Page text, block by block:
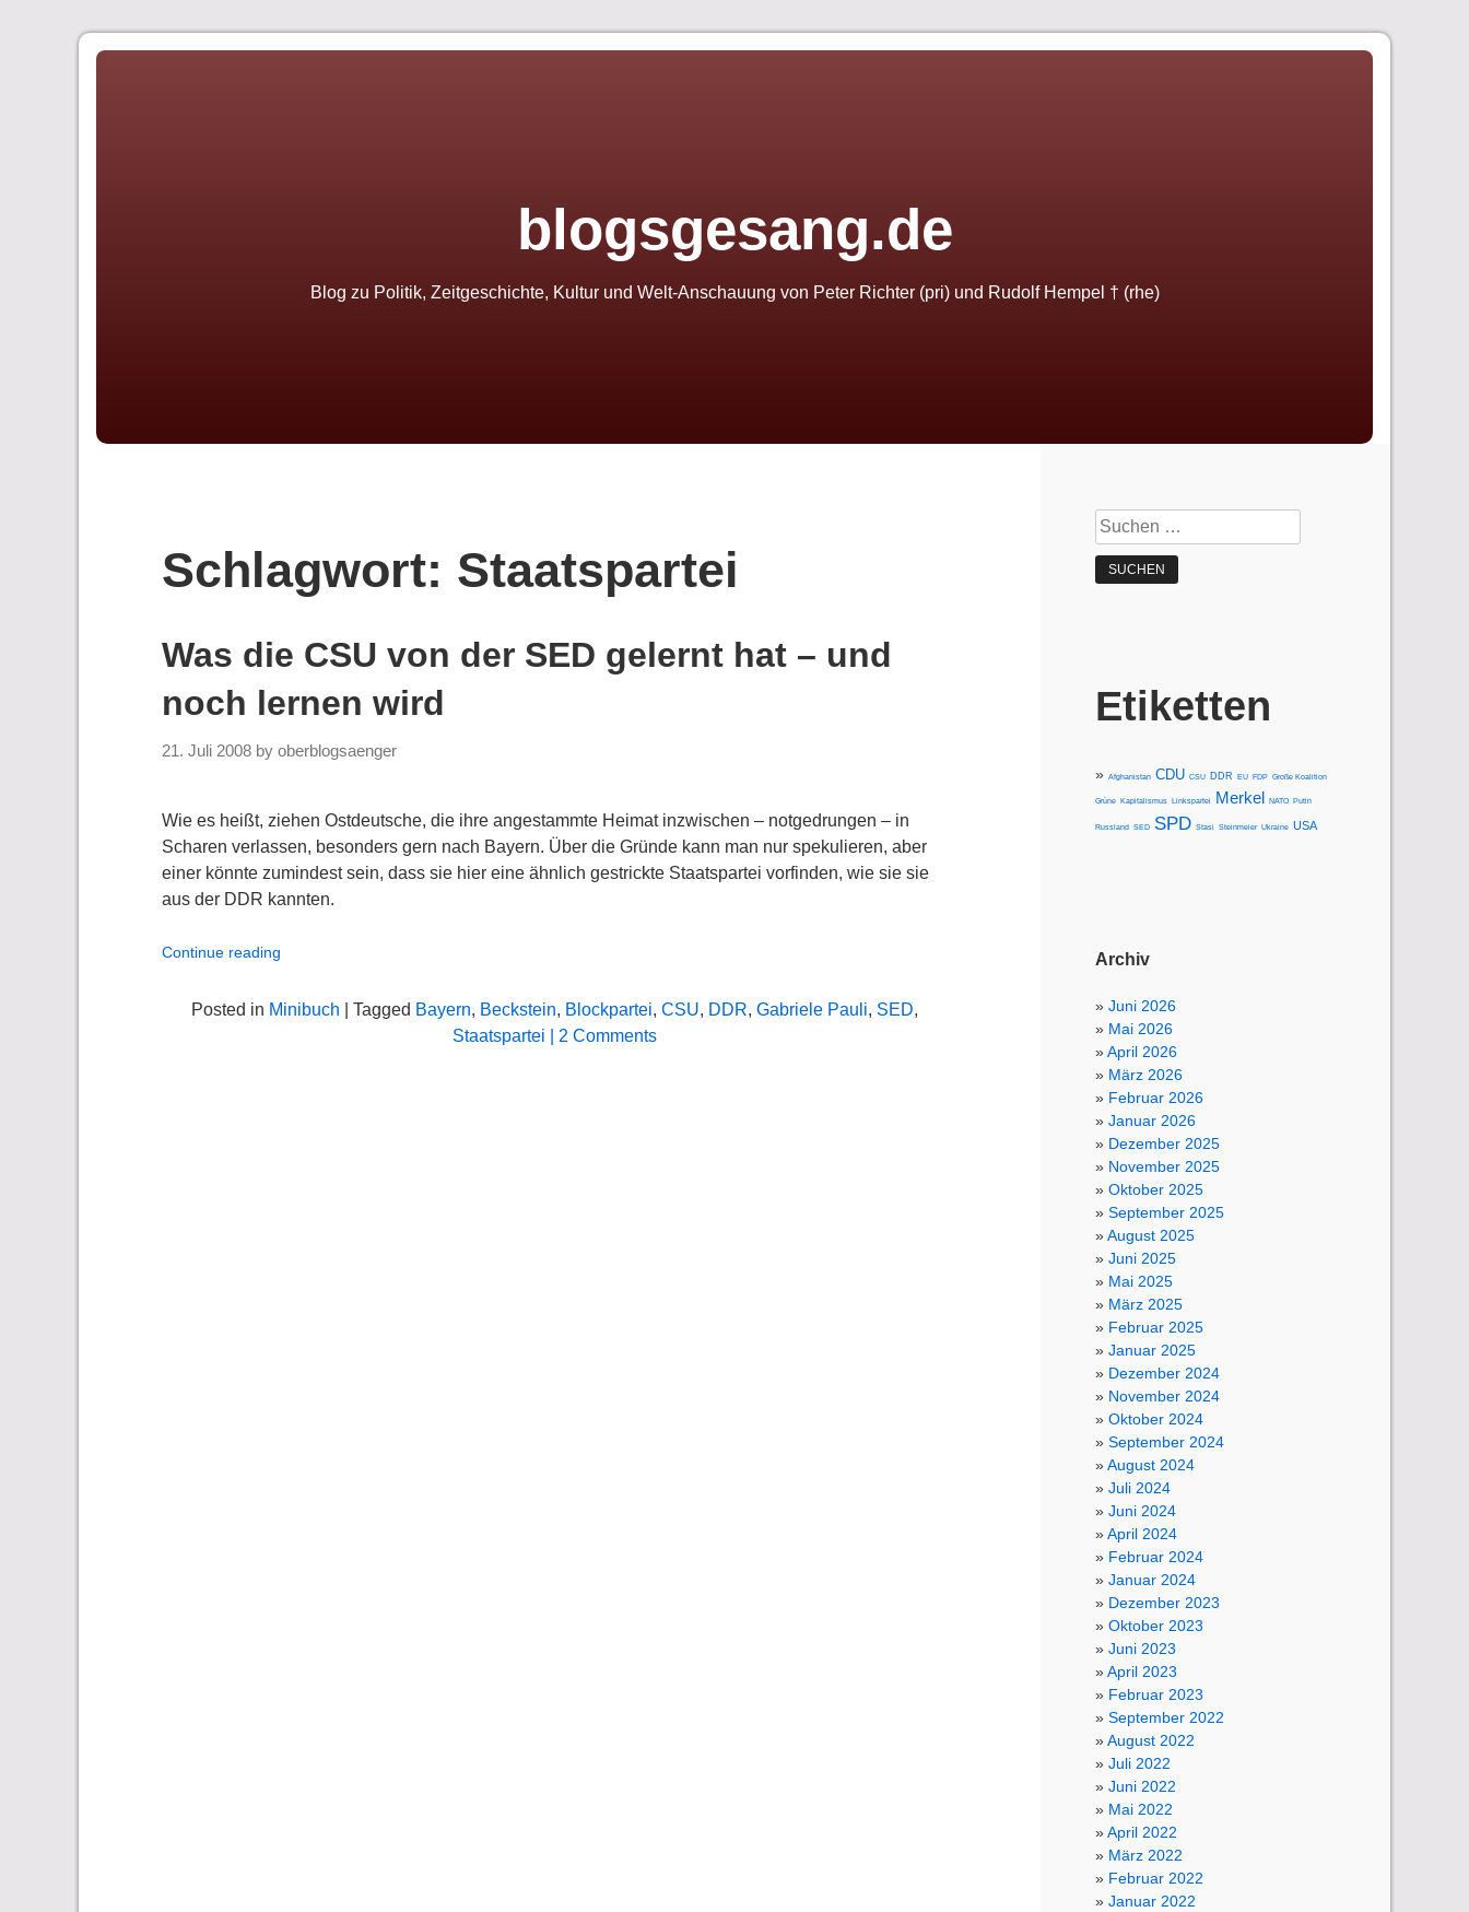
Skip
blogsgesang.de
Blog zu Politik, Zeitgeschichte, Kultur und Welt-Anschauung von Peter Richter (pri) und Rudolf Hempel † (rhe)
Schlagwort: Staatspartei
Was die CSU von der SED gelernt hat – und
noch lernen wird
21. Juli 2008 by oberblogsaenger
Wie es heißt, ziehen Ostdeutsche, die ihre angestammte Heimat inzwischen – notgedrungen – in
Scharen verlassen, besonders gern nach Bayern. Über die Gründe kann man nur spekulieren, aber
einer könnte zumindest sein, dass sie hier eine ähnlich gestrickte Staatspartei vorfinden, wie sie sie
aus der DDR kannten.
Continue reading
Posted in Minibuch | Tagged Bayern, Beckstein, Blockpartei, CSU, DDR, Gabriele Pauli, SED,
Staatspartei | 2 Comments
Suchen
nach:
Etiketten
Afghanistan CDU CSU DDR EU FDP Große Koalition
Grüne Kapitalismus Linkspartei Merkel NATO Putin
Russland SED SPD Stasi Steinmeier Ukraine USA
Archiv
Juni 2026
Mai 2026
April 2026
März 2026
Februar 2026
Januar 2026
Dezember 2025
November 2025
Oktober 2025
September 2025
August 2025
Juni 2025
Mai 2025
März 2025
Februar 2025
Januar 2025
Dezember 2024
November 2024
Oktober 2024
September 2024
August 2024
Juli 2024
Juni 2024
April 2024
Februar 2024
Januar 2024
Dezember 2023
Oktober 2023
Juni 2023
April 2023
Februar 2023
September 2022
August 2022
Juli 2022
Juni 2022
Mai 2022
April 2022
März 2022
Februar 2022
Januar 2022